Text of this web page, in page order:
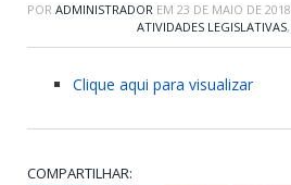
POR ADMINISTRADOR EM 23 DE MAIO DE 2018
ATIVIDADES LEGISLATIVAS,
Clique aqui para visualizar
COMPARTILHAR: